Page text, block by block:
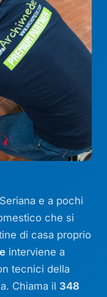
e a pochi
che si
di casa proprio
interviene a
tecnici della
Chiama il 348